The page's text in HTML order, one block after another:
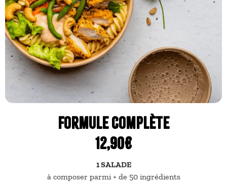
Formule Complète
12,90€
1 SALADE
à composer parmi + de 50 ingrédients